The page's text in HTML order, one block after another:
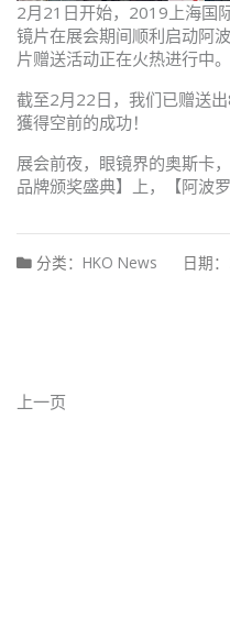
2月21日开始，2019上海国
镜片在展会期间顺利启动阿
片赠送活动正在火热进行中。
截至2月22日，我们已赠送
獲得空前的成功！
展会前夜，眼镜界的奥斯卡
品牌颁奖盛典】上，【阿波
分类： HKO News 日期
上一页